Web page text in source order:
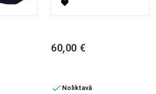
Cena
60,00 €
 Noliktavā